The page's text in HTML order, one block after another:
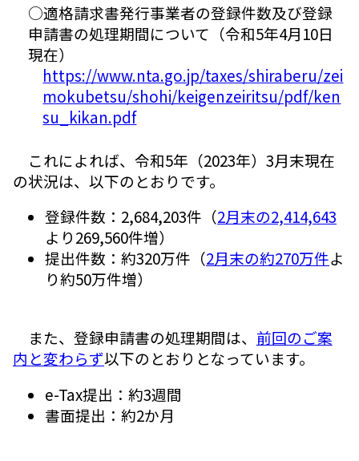
○適格請求書発行事業者の登録件数及び登録
申請書の処理期間について（令和5年4月10日
現在）
https://www.nta.go.jp/taxes/shiraberu/zei
mokubetsu/shohi/keigenzeiritsu/pdf/ken
su_kikan.pdf
これによれば、令和5年（2023年）3月末現在
の状況は、以下のとおりです。
登録件数：2,684,203件（2月末の2,414,643
より269,560件増）
提出件数：約320万件（2月末の約270万件よ
り約50万件増）
また、登録申請書の処理期間は、 前回のご案
内と変わらず以下のとおりとなっています。
e-Tax提出：約3週間
書面提出：約2か月